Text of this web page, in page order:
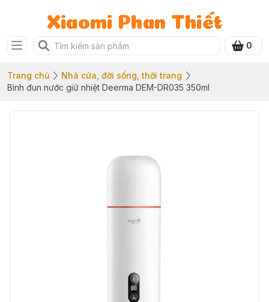
Xiaomi Phan Thiết
0
Trang chủ
Nhà cửa, đời sống, thời trang
Bình đun nước giữ nhiệt Deerma DEM-DR035 350ml